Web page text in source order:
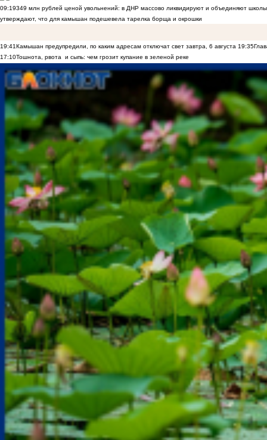
09:19349 млн рублей ценой увольнений: в ДНР массово ликвидируют и объединяют
утверждают, что для камышан подешевела тарелка борща и окрошки
19:41Камышан предупредили, по каким адресам отключат свет завтра, 6 августа 19:35
17:10Тошнота, рвота и сыпь: чем грозит купание в зеленой реке